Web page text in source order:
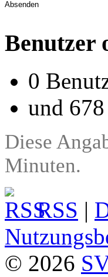
Absenden
Benutzer
0
und 678
Diese
Minuten.
RSS |
© 2026